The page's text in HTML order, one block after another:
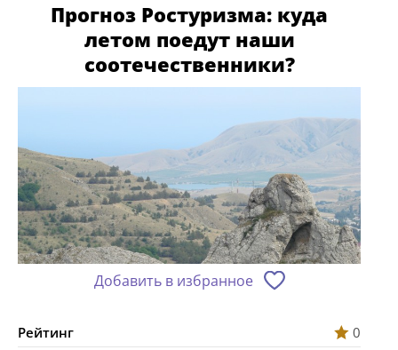
Прогноз Ростуризма: куда
летом поедут наши
соотечественники?
Добавить в избранное
Рейтинг
0